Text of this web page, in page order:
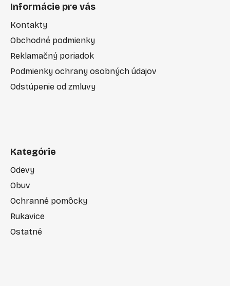
Informácie pre vás
Kontakty
Obchodné podmienky
Reklamačný poriadok
Podmienky ochrany osobných údajov
Odstúpenie od zmluvy
Kategórie
Odevy
Obuv
Ochranné pomôcky
Rukavice
Ostatné